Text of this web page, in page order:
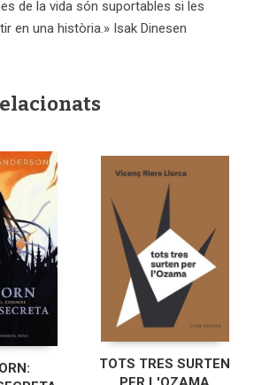
de la vida són suportables si les
en una història.» Isak Dinesen
TOTS TRES SURTEN